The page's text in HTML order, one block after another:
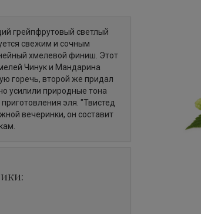
грейпфрутовый светлый
свежим и сочным
хмелевой финиш. Этот
Чинук и Мандарина
горечь, второй же придал
усилили природные тона
эля. "Твистед
вечеринки, он составит